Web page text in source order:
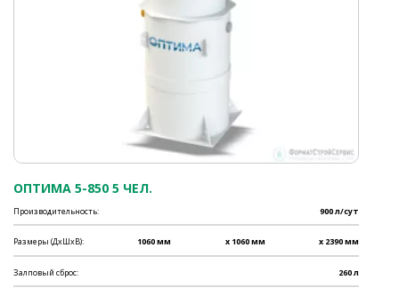
ОПТИМА 5-850 5 ЧЕЛ.
Производительность: 900 л/сут
Размеры (ДхШхВ): 1060 мм x 1060 мм x 2390 мм
Залповый сброс: 260 л